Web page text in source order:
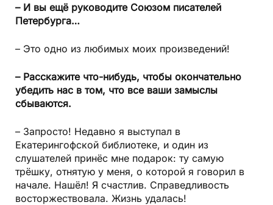
– И вы ещё руководите Союзом писателей
Петербурга…
– Это одно из любимых моих произведений!
– Расскажите что-нибудь, чтобы окончательно
убедить нас в том, что все ваши замыслы
сбываются.
– Запросто! Недавно я выступал в
Екатерингофской библиотеке, и один из
слушателей принёс мне подарок: ту самую
трёшку, отнятую у меня, о которой я говорил в
начале. Нашёл! Я счастлив. Справедливость
восторжествовала. Жизнь удалась!